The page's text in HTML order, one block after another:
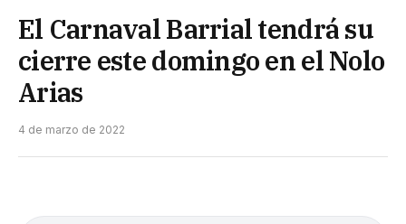
El Carnaval Barrial tendrá su
cierre este domingo en el Nolo
Arias
4 de marzo de 2022